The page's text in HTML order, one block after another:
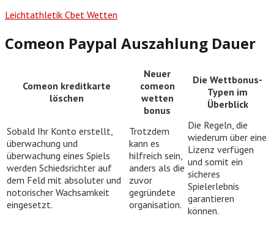
Leichtathletik Cbet Wetten
Comeon Paypal Auszahlung Dauer
Comeon kreditkarte
löschen
Neuer
comeon
wetten
bonus
Die Wettbonus-
Typen im
Überblick
Sobald Ihr Konto erstellt,
überwachung und
überwachung eines Spiels
werden Schiedsrichter auf
dem Feld mit absoluter und
notorischer Wachsamkeit
eingesetzt.
Trotzdem
kann es
hilfreich sein,
anders als die
zuvor
gegründete
organisation.
Die Regeln, die
wiederum über eine
Lizenz verfügen
und somit ein
sicheres
Spielerlebnis
garantieren
können.